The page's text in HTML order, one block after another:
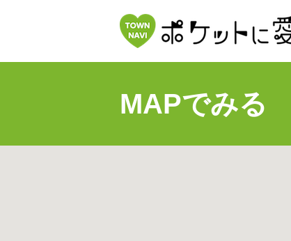
MAPでみる